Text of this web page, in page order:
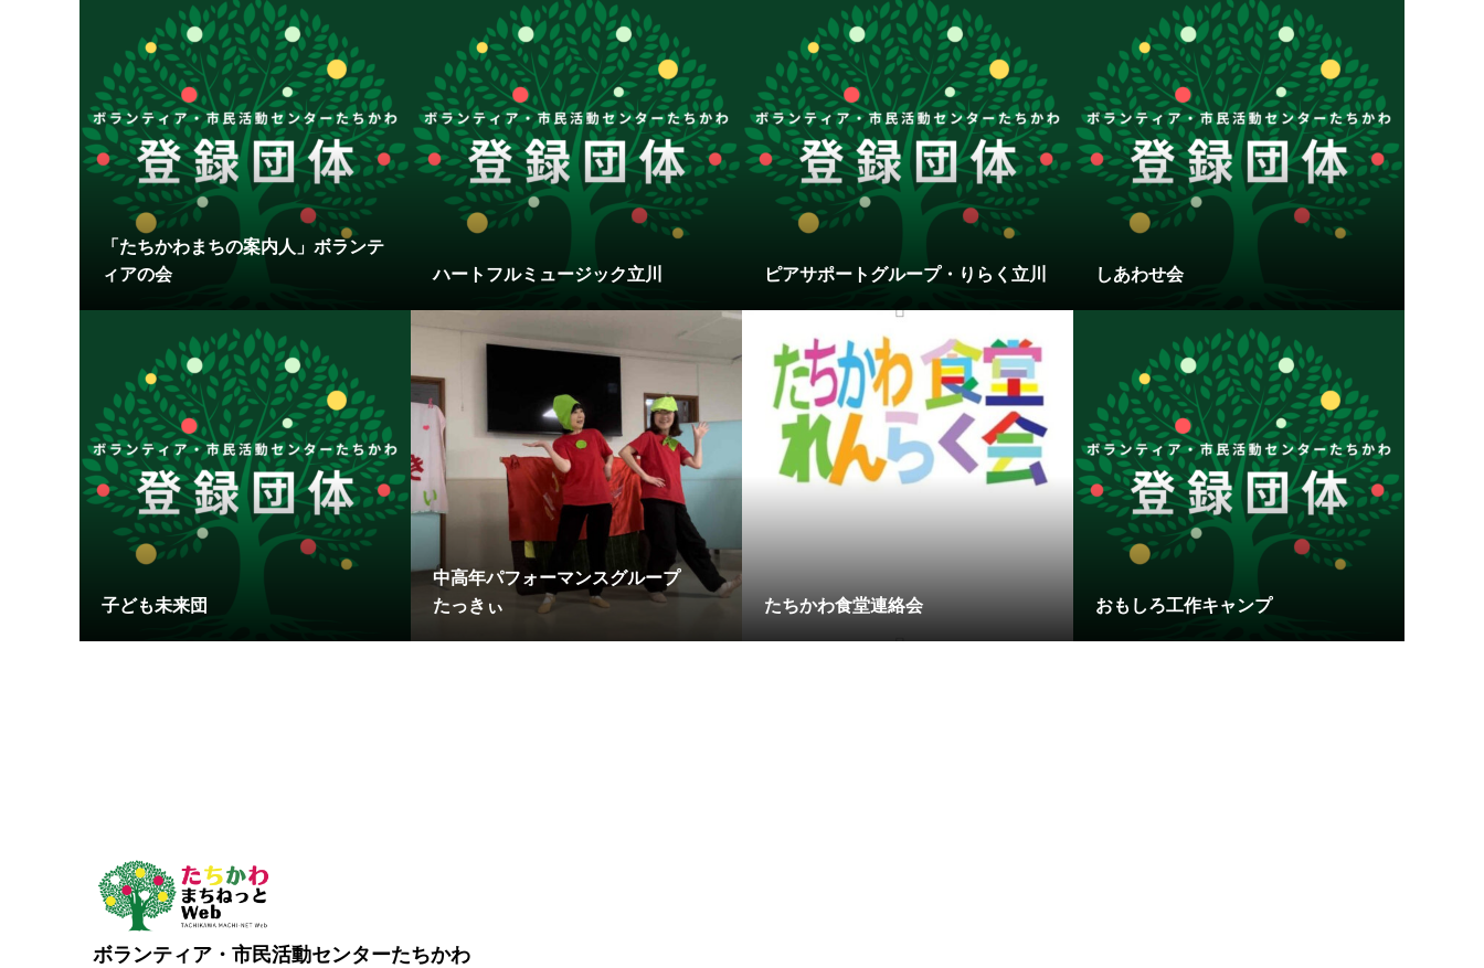
「たちかわまちの案内人」ボランテ
ィアの会
ハートフルミュージック立川 ピアサポートグループ・りらく立川 しあわせ会
子ども未来団
中高年パフォーマンスグループ
たっきぃ
たちかわ食堂連絡会 おもしろ工作キャンプ
ボランティア・市民活動センターたちかわ